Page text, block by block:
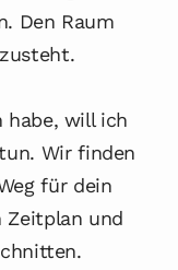
Den Raum
will ich
Wir finden
für dein
Zeitplan und